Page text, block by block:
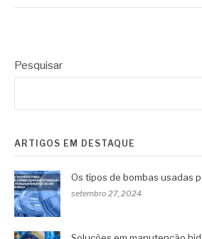
Pesquisar
ARTIGOS EM DESTAQUE
Os tipos de bombas usadas
setembro 27, 2024